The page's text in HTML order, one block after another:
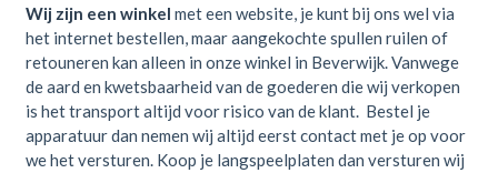
Wij zijn een winkel met een website, je kunt bij ons wel via
het internet bestellen, maar aangekochte spullen ruilen of
retouneren kan alleen in onze winkel in Beverwijk. Vanwege
de aard en kwetsbaarheid van de goederen die wij verkopen
is het transport altijd voor risico van de klant. Bestel je
apparatuur dan nemen wij altijd eerst contact met je op voor
we het versturen. Koop je langspeelplaten dan versturen wij